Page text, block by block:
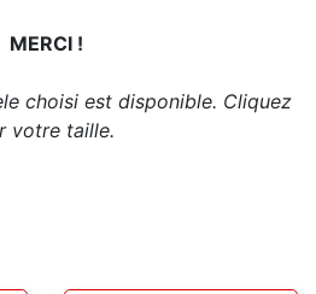
MERCI !
choisi est disponible. Cliquez
votre taille.